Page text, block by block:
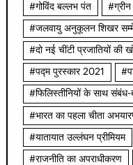
#गोविंद बल्लभ पंत
#जलवायु अनुकूलन शिखर
#दो नई चींटी प्रजातियों की
#पद्म पुरस्कार 2021
#फिलिस्तीनियों के साथ संबंध-
#भारत का पहला चीता
#यातायात उल्लंघन प्रीमियम
#राजनीति का अपराधीकरण